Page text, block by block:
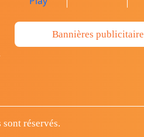
Bannières
réservés.